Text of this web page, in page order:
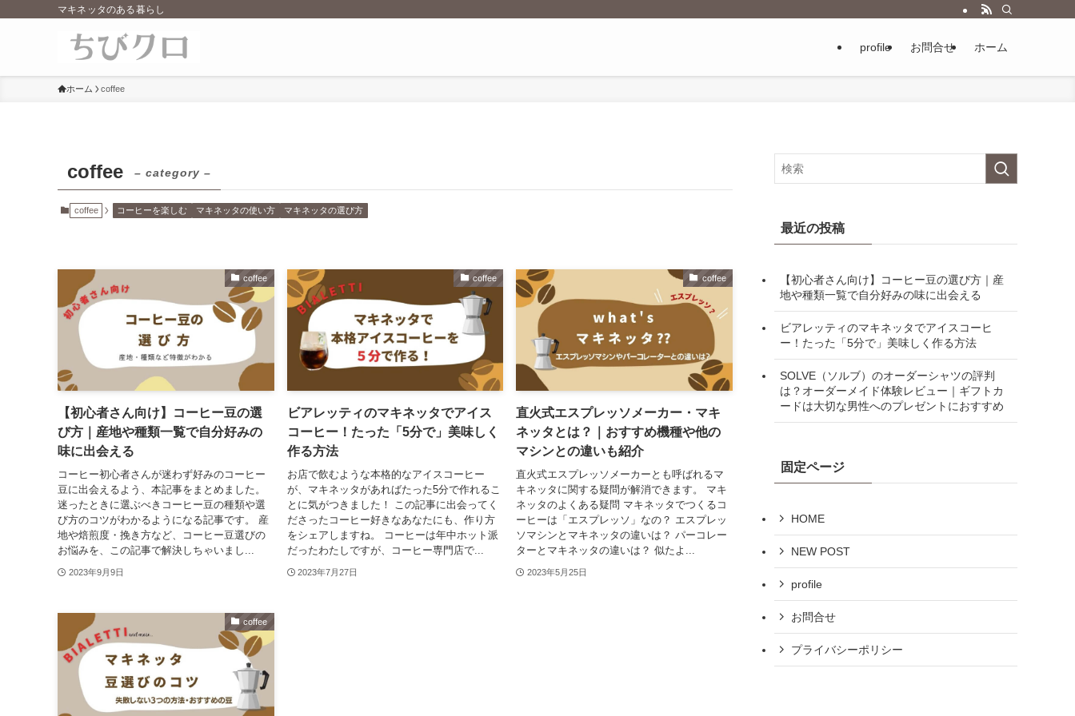
マキネッタのある暮らし
profile お問合せ ホーム
ホーム coffee
coffee – category –
coffee コーヒーを楽しむ マキネッタの使い方 マキネッタの選び方
coffee
【初心者さん向け】コーヒー豆の選
び方｜産地や種類一覧で自分好みの
味に出会える
コーヒー初心者さんが迷わず好みのコーヒー
豆に出会えるよう、本記事をまとめました。
迷ったときに選ぶべきコーヒー豆の種類や選
び方のコツがわかるようになる記事です。 産
地や焙煎度・挽き方など、コーヒー豆選びの
お悩みを、この記事で解決しちゃいまし...
2023年9月9日
coffee
ビアレッティのマキネッタでアイス
コーヒー！たった「5分で」美味しく
作る方法
お店で飲むような本格的なアイスコーヒー
が、マキネッタがあればたった5分で作れるこ
とに気がつきました！ この記事に出会ってく
ださったコーヒー好きなあなたにも、作り方
をシェアしますね。 コーヒーは年中ホット派
だったわたしですが、コーヒー専門店で...
2023年7月27日
coffee
直火式エスプレッソメーカー・マキ
ネッタとは？｜おすすめ機種や他の
マシンとの違いも紹介
直火式エスプレッソメーカーとも呼ばれるマ
キネッタに関する疑問が解消できます。 マキ
ネッタのよくある疑問 マキネッタでつくるコ
ーヒーは「エスプレッソ」なの？ エスプレッ
ソマシンとマキネッタの違いは？ パーコレー
ターとマキネッタの違いは？ 似たよ...
2023年5月25日
coffee
最近の投稿
【初心者さん向け】コーヒー豆の選び方｜産
地や種類一覧で自分好みの味に出会える
ビアレッティのマキネッタでアイスコーヒ
ー！たった「5分で」美味しく作る方法
SOLVE（ソルブ）のオーダーシャツの評判
は？オーダーメイド体験レビュー｜ギフトカ
ードは大切な男性へのプレゼントにおすすめ
固定ページ
HOME
NEW POST
profile
お問合せ
プライバシーポリシー